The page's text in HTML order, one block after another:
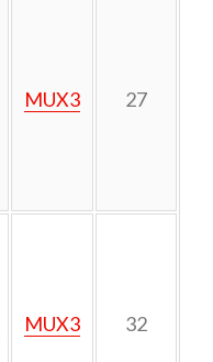
MUX3 27
MUX3 32